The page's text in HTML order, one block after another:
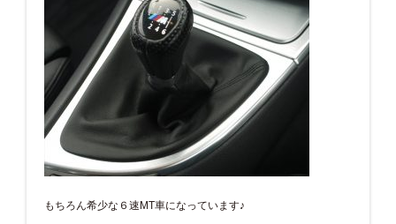
もちろん希少な６速MT車になっています♪